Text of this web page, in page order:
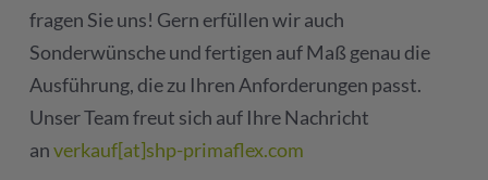
fragen Sie uns! Gern erfüllen wir auch
Sonderwünsche und fertigen auf Maß genau die
Ausführung, die zu Ihren Anforderungen passt.
Unser Team freut sich auf Ihre Nachricht
anverkauf[at]shp-primaflex.com